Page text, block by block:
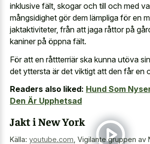
inklusive fält, skogar och till och med
mångsidighet gör dem lämpliga för en
jaktaktiviteter, från att jaga råttor på
kaniner på öppna fält.
För att en råttterriär ska kunna utöva
det yttersta är det viktigt att den får en
Readers also liked: Hund Som
Den Är Upphetsad
Jakt i New York
Källa: youtube.com Vigilante gruppen av